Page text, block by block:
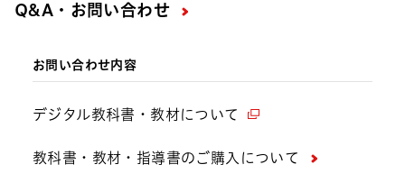
Q&A・お問い合わせ
お問い合わせ内容
デジタル教科書・教材について
教科書・教材・指導書のご購入について